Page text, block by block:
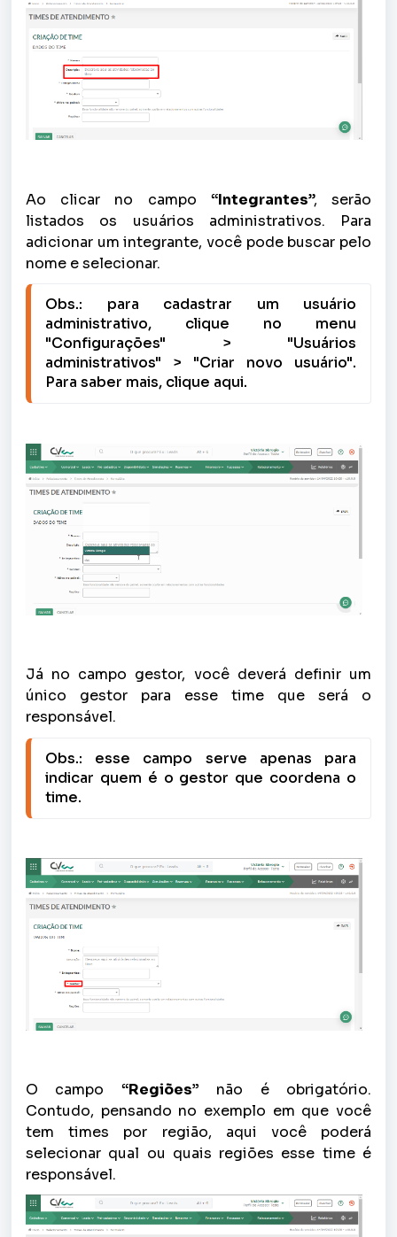
Ao clicar no campo “Integrantes”, serão
listados os usuários administrativos. Para
adicionar um integrante, você pode buscar pelo
nome e selecionar.
Obs.: para cadastrar um usuário
administrativo, clique no menu
"Configurações" > "Usuários
administrativos" > "Criar novo usuário".
Para saber mais, clique aqui.
Já no campo gestor, você deverá definir um
único gestor para esse time que será o
responsável.
Obs.: esse campo serve apenas para
indicar quem é o gestor que coordena o
time.
O campo “Regiões” não é obrigatório.
Contudo, pensando no exemplo em que você
tem times por região, aqui você poderá
selecionar qual ou quais regiões esse time é
responsável.